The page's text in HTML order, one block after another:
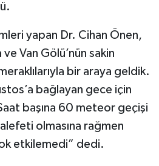
yapan Dr. Cihan Önen,
Van Gölü’nün sakin
bir araya geldik.
bağlayan gece için
başına 60 meteor geçişi
olmasına rağmen
etkilemedi” dedi.